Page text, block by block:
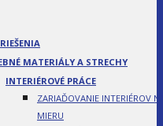
MATERIÁLY A STRECHY
INTERIÉROVÉ PRÁCE
ZARIAĎOVANIE INTERIÉROV
MIERU